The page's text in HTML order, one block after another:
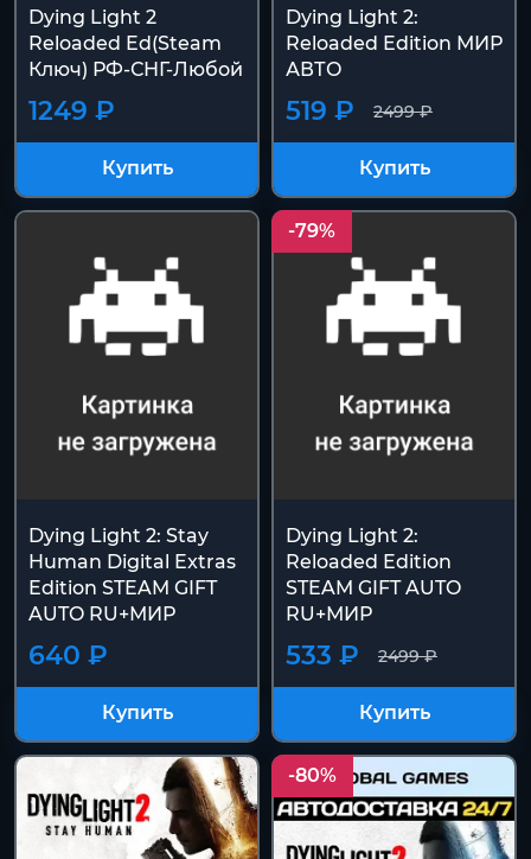
Dying Light 2
Reloaded Ed(Steam
Ключ) РФ-СНГ-Любой
1249 ₽
Купить
Dying Light 2:
Reloaded Edition МИР
АВТО
2499 ₽
519 ₽
Купить
Dying Light 2: Stay
Human Digital Extras
Edition STEAM GIFT
AUTO RU+МИР
640 ₽
Купить
-79%
Dying Light 2:
Reloaded Edition
STEAM GIFT AUTO
RU+МИР
2499 ₽
533 ₽
Купить
-80%